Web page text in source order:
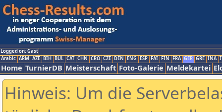
Logged on: Gast
Arabic ARM AZE BIH BUL CAT CHN CRO CZE DEN ENG ESP FAI FIN FRA GER GRE INA
Home TurnierDB Meisterschaft Foto-Galerie Meldekartei
Hinweis: Um die